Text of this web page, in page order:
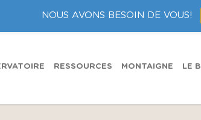
RESSOURCES MONTAIGNE LE
NOUS AVONS BESOIN DE VOUS!